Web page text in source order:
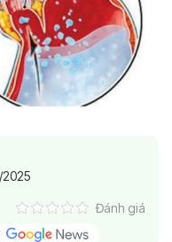
2025
Đánh giá